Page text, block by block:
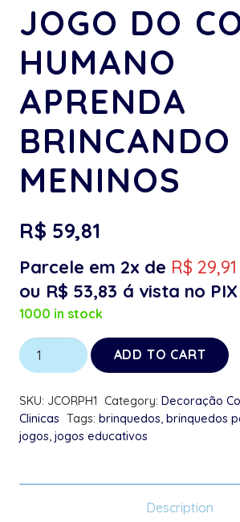
JOGO DO
HUMANO
APRENDA
BRINCANDO
MENINOS
R$ 59,81
Parcele em 2x de R$ 29,91
ou R$ 53,83 á vista no PIX
1000 in stock
Jogo
do
Corpo
Humano
Aprenda
Meninos
ADD TO CART
SKU: JCORPH1 Category: Decoração
Clinicas Tags: brinquedos, brinquedos
jogos, jogos educativos
Description